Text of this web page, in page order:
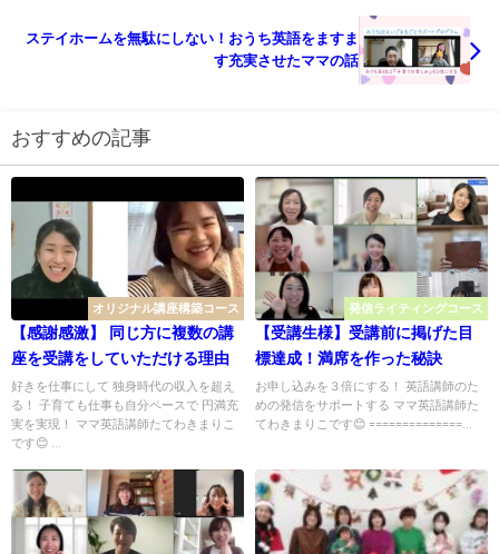
ステイホームを無駄にしない！おうち英語をますま
す充実させたママの話
おすすめの記事
オリジナル講座構築コース
【感謝感激】 同じ方に複数の講
座を受講をしていただける理由
好きを仕事にして 独身時代の収入を超え
る！ 子育ても仕事も自分ペースで 円満充
実を実現！ ママ英語講師たてわきまりこ
です😊 ...
発信ライティングコース
【受講生様】受講前に掲げた目
標達成！満席を作った秘訣
お申し込みを３倍にする！ 英語講師のた
めの発信をサポートする ママ英語講師た
てわきまりこです😊 ==============...